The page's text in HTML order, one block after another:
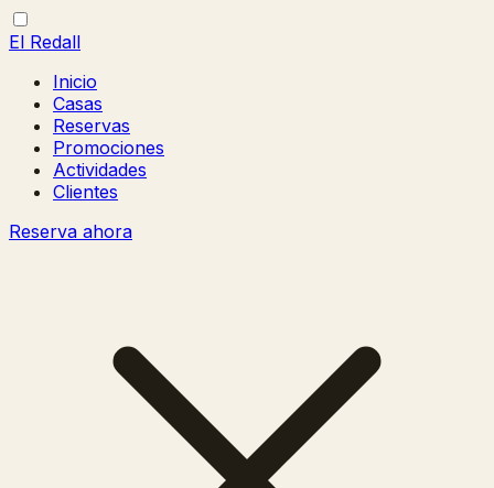
El Redall
Inicio
Casas
Reservas
Promociones
Actividades
Clientes
Reserva ahora